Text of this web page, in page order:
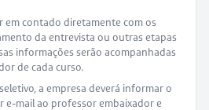
em contado diretamente com os
da entrevista ou outras etapas
informações serão acompanhadas
de cada curso.
a empresa deverá informar o
e-mail ao professor embaixador e